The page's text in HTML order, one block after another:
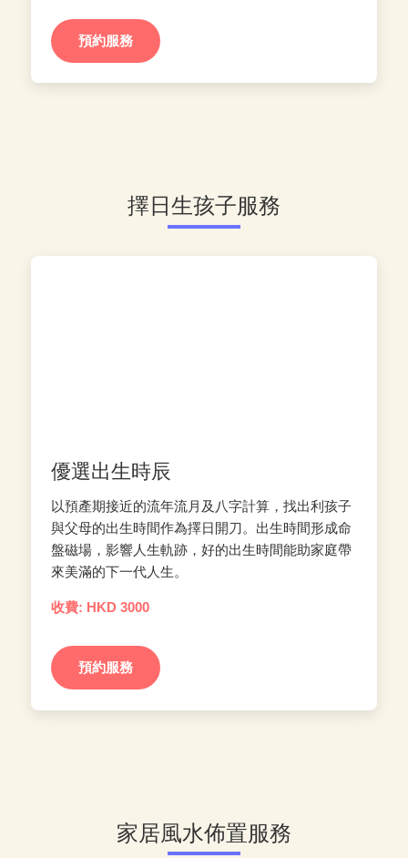
預約服務
擇日生孩子服務
優選出生時辰
以預產期接近的流年流月及八字計算，找出利孩子
與父母的出生時間作為擇日開刀。出生時間形成命
盤磁場，影響人生軌跡，好的出生時間能助家庭帶
來美滿的下一代人生。
收費: HKD 3000
預約服務
家居風水佈置服務